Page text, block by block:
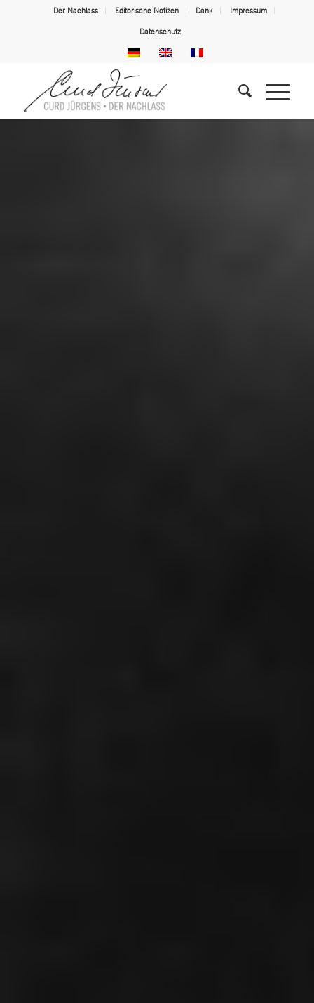
Der Nachlass Editorische Notizen Dank Impressum
Datenschutz